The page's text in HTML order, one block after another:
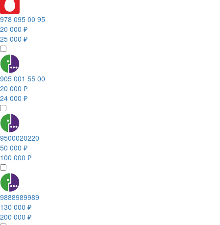
978 095 00 95
20 000 ₽
25 000 ₽
905 001 55 00
20 000 ₽
24 000 ₽
9500020220
50 000 ₽
100 000 ₽
9888989989
130 000 ₽
200 000 ₽